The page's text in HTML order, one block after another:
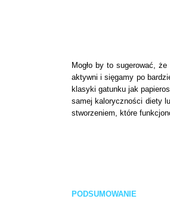
Mogło by to sugerować,
aktywni i sięgamy po
klasyki gatunku jak
samej kaloryczności diety
stworzeniem, które
PODSUMOWANIE